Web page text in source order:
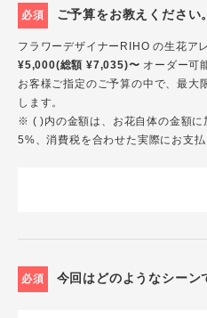
必須 ご予算をお教えください。
フラワーデザイナーRIHO の生花ア
¥5,000(総額 ¥7,035)〜 オーダー可
お客様ご指定のご予算の中で、最大
します。
※ ( )内の金額は、お花自体の金額に
5%、消費税を合わせた実際にお支払
必須 今回はどのようなシーン